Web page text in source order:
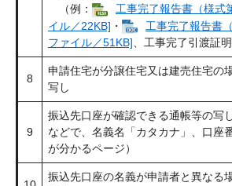
（例：
工事完了報告書（様式
イル／22KB] ・
工事完了報告書
ファイル／51KB] 、工事完了引渡証
8
申請住宅が分譲住宅又は建売住宅の
写し
9
振込先口座が確認できる通帳等の写
などで、名義名「カタカナ」、口座
が分かるページ）
振込先口座の名義が申請者と異なる